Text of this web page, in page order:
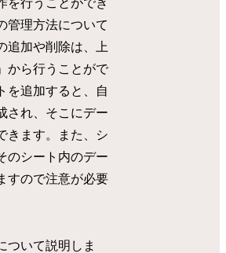
を行うことができ
管理方法について
追加や削除は、上
から行うことがで
を追加すると、自
され、そこにデー
きます。また、シ
のシート内のデー
すので注意が必要
ついて説明しま